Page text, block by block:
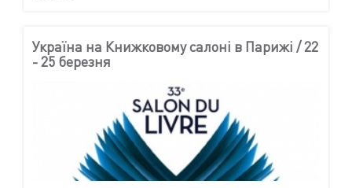
Україна на Книжковому салоні в Парижі / 22
- 25 березня